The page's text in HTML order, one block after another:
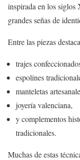
inspirada en los
grandes señas de
Entre las piezas
trajes
espolines
manteletas
joyería valenciana,
y complementos
tradicionales.
Muchas de estas